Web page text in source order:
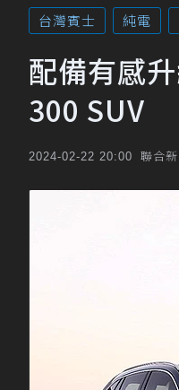
台灣賓士 純電
配備有感
300 SUV
2024-02-22 20:00 聯合